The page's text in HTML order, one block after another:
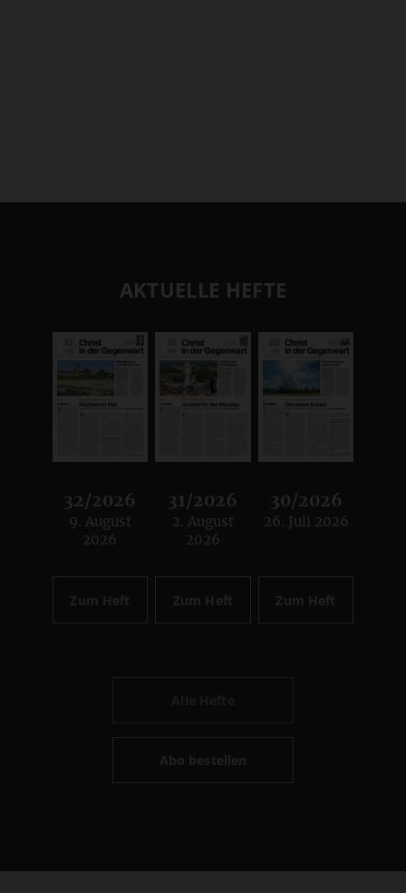
AKTUELLE HEFTE
32/2026
:
9. August
2026
Zum Heft
31/2026
:
2. August
2026
Zum Heft
30/2026
:
26. Juli 2026
Zum Heft
Abo bestellen